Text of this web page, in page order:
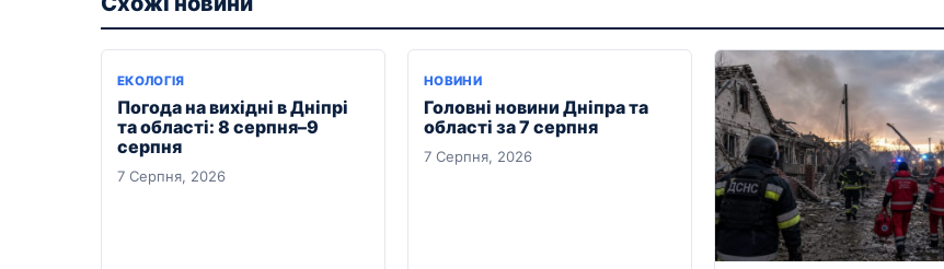
ЕКОЛОГІЯ
Погода на вихідні в Дніпрі
та області: 8 серпня–9
серпня
7 Серпня, 2026
НОВИНИ
Головні новини Дніпра та
області за 7 серпня
7 Серпня, 2026